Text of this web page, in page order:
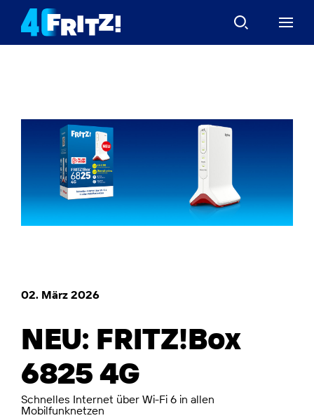
02. März 2026
NEU: FRITZ!Box
6825 4G
Schnelles Internet über Wi-Fi 6 in allen
Mobilfunknetzen